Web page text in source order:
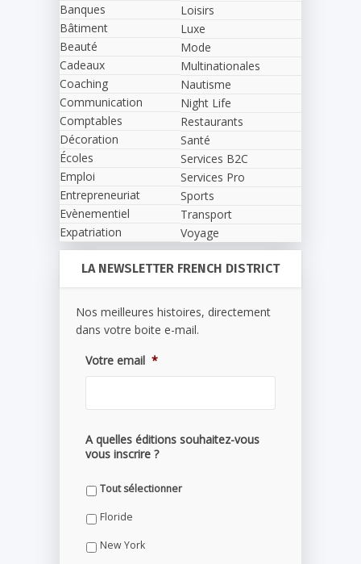
Banques
Bâtiment
Beauté
Cadeaux
Coaching
Communication
Comptables
Décoration
Écoles
Emploi
Entrepreneuriat
Evènementiel
Expatriation
Loisirs
Luxe
Mode
Multinationales
Nautisme
Night Life
Restaurants
Santé
Services B2C
Services Pro
Sports
Transport
Voyage
LA NEWSLETTER FRENCH DISTRICT
Nos meilleures histoires, directement
dans votre boite e-mail.
Votre email *
A quelles éditions souhaitez-vous
vous inscrire ?
Tout sélectionner
Floride
New York